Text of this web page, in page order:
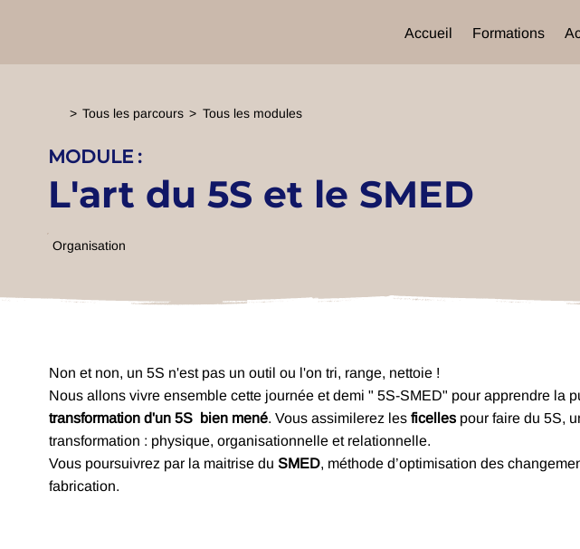
Accueil Formations
> Tous les parcours > Tous les modules
MODULE :
L'art du 5S et le SMED
Organisation
Non et non, un 5S n'est pas un outil ou l'on tri, range, nettoie !
Nous allons vivre ensemble cette journée et demi " 5S-SMED" pour apprendre la
transformation d'un 5S bien mené. Vous assimilerez les ficellespour faire du 5S,
transformation : physique, organisationnelle et relationnelle.
Vous poursuivrez par la maitrise du SMED, méthode d’optimisation des
fabrication.